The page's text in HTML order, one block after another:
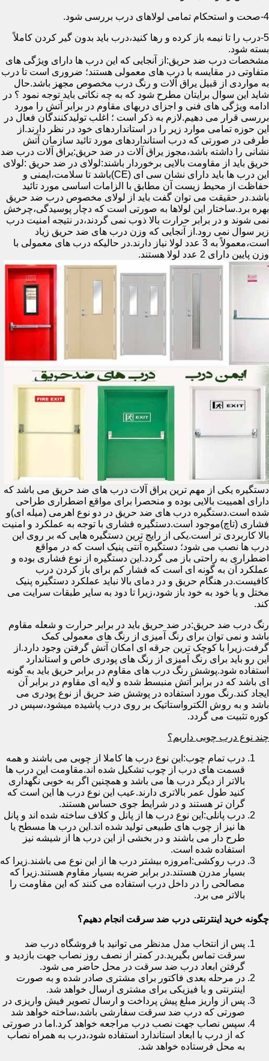
4-صحت و استحکام تمامی لولاهای درب بررسی شود.
5-درب را تا نیمه باز کرده و رها کنید،درب باید بدون گیر کردن کاملاً
بسته شود.
مشخصات درب ضد حریق:از آنجایی که این درب ها دارای ویژگی های
متفاوتی در مقایسه با درب های معمولی هستند؛ ضروری است تا درب
به مواردی از قبیل یراق آلات و رنگ درب مخصوص مجهز باشد.حال
شاید این سوال برایتان مطرح شود که به چه نکاتی باید توجه نمود ؟ در
ادامه ویژگی های فنی و اجزای دربهای مقاوم در برابر آتش را مورد
بررسی قرار می دهیم.لازم به ذکر است ؛ اغلب تولیدکنندگان فعال در
این حوزه تمامی موارد زیر را در استانداردهای خود در نظر دارند.از
طرفی در صورتی که درب استانداردهای مورد تائید سازمان آتش
نشانی را داشته باشد،مجوز یراق آلات در ضد حریق:یراق آلات درب ضد
حریق باید از مقاومت بالایی برخوردار باشند:لولای در ضد حریق :لولای
این درب ها باید دارای نشان سی ای (CE)باشد تا سلامت،ایمنی و
حفاظت از محیط زیست آن مطابق با الزامات اساسی مورد تائید
باشد.در حقیقت می توان گفت باید از لولای مخصوص درب ضد حریق
بهره برد.ساختار این لولاها به صورتی است که دچار پوسیدگی،چرخش
نمی شوند و در برابر حرارت بالا ذوب نمی گردند،در نتیجه امنیت درب
زیر سوال نمی رود.از آنجایی که وزن درب های ضد حریق زیاد
است،معمولاً به 3 عدد لولا نیاز دارند.در حالیکه درب های معمولی با
وزن پایین دارای 2 عدد لولا هستند.
دستگیره یکی از مهم ترین یراق آلات درب های ضد حریق می باشد که
دارای اهمییت بالایی بوده و منحصرا برای مواقع اضطراری طراحی
شده است.دستگیره درب های ضد حریق در دو نوع اهرمی (میله ای)و
فشاری (تاچ)موجود است.دستگیره فشاری با توجه به عملکرد و امنیت
بالا کاربردی تر است.یکی از رایج ترین دستگیره هایی که بر روی این
درب ها نصب می شود؛ دستگیره آنتی پنیک است که در مواقع
اضطراری به راحتی باز می گردد.این دستگیره از نوع فشاری بوده و
عملکرد آن به گونه ای است که فشار کم برای باز کردن درب
کافیست.در هنگام حریق و در دمای بالا نباید عملکرد دستگیره پنیک
مختل و یا خود به خود باز شود،زیرا تا دود به سایر طبقات سرایت می
کند.
رنگ درب ضد حریق:در ضد حریق باید در برابر حرارت و شعله مقاوم
باشد و نمی توان برای رنگ آمیزی از رنگ های معمولی کمک
گرفت.زیرا با کوچک ترین جرقه ای امکان آتش گرفتن وجود دارد.از
این رو باید برای رنگ آمیزی از رنگ های پودری خاص و استاندارد
استفاده شود.پوشش رنگ درب های مقاوم در برابر حریق باید به گونه
ای باشد که در برابر آتش منبسط شده و لایه ای مقاوم در برابر آن
ایجاد کند.رنگ مورد استفاده در پوشش ضد حریق از نوع پودری می
باشد و به روش الکترواستاتیک بر روی درب پاشیده میشود،سپس در
کوره تثبیت می گردد.
چند نوع درب چوبی داریم؟
درب تمام چوب:این نوع درب ها کاملا از چوبی می باشند و همه
قسمت های درب از چوب تشکیل شده اند.مقاومت این درب ها
بالاتر از دیگر درب ها می باشد و همچنین اگر به خوبی نگهداری
کنید طول عمر بالاتری دارند.عیب این نوع درب ها این است که
گران تر هستند و در شرایط جوی حساس هستند.
درب پانلی:این نوع درب ها از پانل و کلاف ساخته شده اند و پانل
ها نیز از چوب های طبیعی تولید شده اند.این درب ها مسطح یا
طرح دار می باشند و در بخشی از این درب ها از شیشه نیز
استفاده شده است.
درب روکشی:امروزه بیشتر درب ها از این نوع می باشند.زیرا که
بسیار مدرن هستند.در برابر ضربه بسیار مقاوم هستند.زیرا که
مصالحی را در داخل درب استفاده می کنند که این مقاومت را
بالاتر می برد.
چگونه خرید اینترنتی درب ضد سرقت انجام دهیم؟
پس از انتخاب مدل مدنظر می توانید با فروشگاه درب ضد
سرقت تماس بگیرید.در کمتر از نصف روز نصاب جهت بازدید و
گرفتن ابعاد درب ضد سرقت در محل حاضر می شود.
در مرحله بعدی فاکتور برای مشتری صادر شده و به صورت
اینترنتی و یا فیزیکی برای مشتری ارسال خواهد شد.
پس از واریز مبلغ پیش پرداخت و ارسال تصویر فیش واریزی در
صورتی که درب ضد سرقت سفارشی باشد،ساخته خواهد شد
سپس نصاب جهت نصب درب مراجعه خواهد کرد.اما در صورتی
که از درب با ابعاد استاندارد استفاده شود،درب به همراه نصاب
به محل فرستاده خواهد شد.